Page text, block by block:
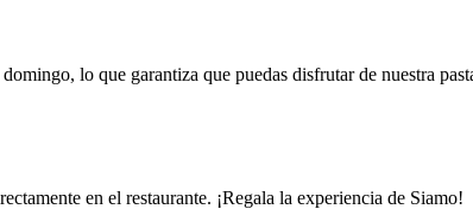
lo que garantiza que puedas disfrutar de nuestra
en el restaurante. ¡Regala la experiencia de Siamo!